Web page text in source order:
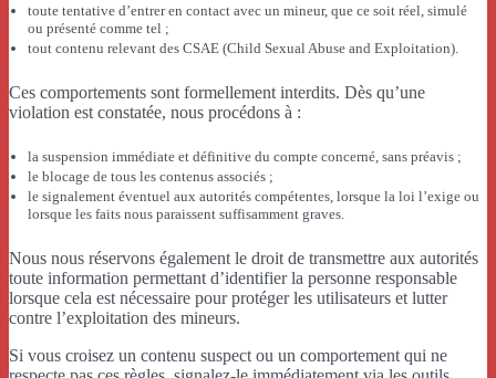
toute tentative d’entrer en contact avec un mineur, que ce soit réel, simulé
ou présenté comme tel ;
tout contenu relevant des CSAE (Child Sexual Abuse and Exploitation).
Ces comportements sont formellement interdits. Dès qu’une
violation est constatée, nous procédons à :
la suspension immédiate et définitive du compte concerné, sans préavis ;
le blocage de tous les contenus associés ;
le signalement éventuel aux autorités compétentes, lorsque la loi l’exige ou
lorsque les faits nous paraissent suffisamment graves.
Nous nous réservons également le droit de transmettre aux autorités
toute information permettant d’identifier la personne responsable
lorsque cela est nécessaire pour protéger les utilisateurs et lutter
contre l’exploitation des mineurs.
Si vous croisez un contenu suspect ou un comportement qui ne